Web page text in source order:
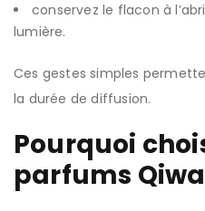
conservez le flacon à
lumière.
Ces gestes simples
la durée de diffusion.
Pourquoi
parfums